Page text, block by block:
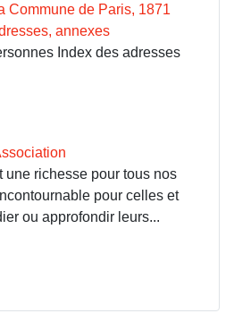
Commune de Paris, 1871
annexes
Index des adresses
une richesse pour tous nos
pour celles et
ou approfondir leurs...